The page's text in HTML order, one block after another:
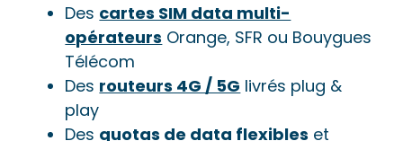
Des cartes SIM data multi-
opérateurs Orange, SFR ou Bouygues
Télécom
Des routeurs 4G / 5G livrés plug &
play
Des quotas de data flexibles et